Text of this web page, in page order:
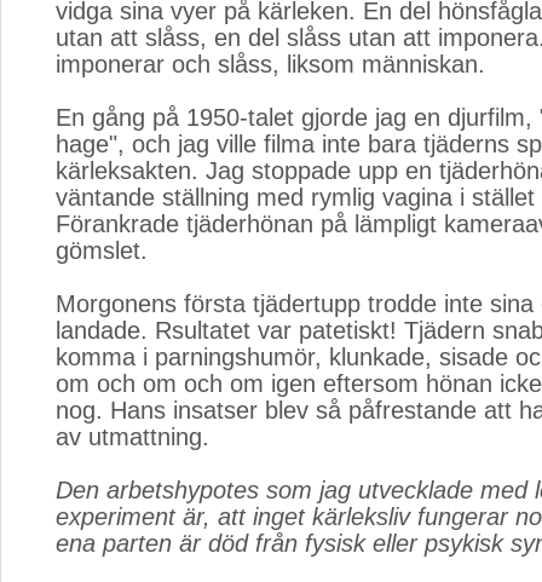
vidga sina vyer på kärleken. En del
utan att slåss, en del slåss utan att
imponerar och slåss, liksom människan.
En gång på 1950-talet gjorde jag en djurfilm,
hage", och jag ville filma inte bara tjäderns
kärleksakten. Jag stoppade upp en
väntande ställning med rymlig vagina i
Förankrade tjäderhönan på lämpligt
gömslet.
Morgonens första tjädertupp trodde inte sina
landade. Rsultatet var patetiskt! Tjädern
komma i parningshumör, klunkade, sisade
om och om och om igen eftersom hönan
nog. Hans insatser blev så påfrestande att
av utmattning.
Den arbetshypotes som jag utvecklade med
experiment är, att inget kärleksliv fungerar
ena parten är död från fysisk eller psykisk